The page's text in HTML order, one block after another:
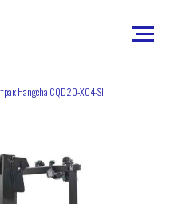
Hangcha CQD20-XC4-SI